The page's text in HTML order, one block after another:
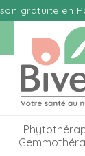
gratuite